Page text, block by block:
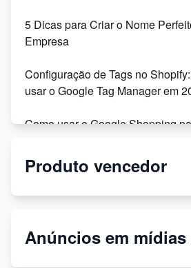
5 Dicas para Criar o Nome
Empresa
Configuração de Tags no
usar o Google Tag Manager em
Como usar o Google Shopping
Migração da Shoptime para o
códigos
Produto vencedor
Anúncios em